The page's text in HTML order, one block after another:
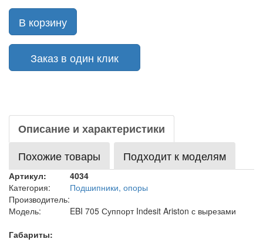
В корзину
Заказ в один клик
Описание и характеристики
Похожие товары
Подходит к моделям
Артикул:
4034
Категория:
Подшипники, опоры
Производитель:
Модель:
EBI 705 Суппорт Indesit Ariston с вырезами
Габариты: